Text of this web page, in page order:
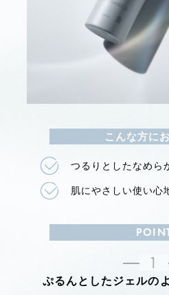
こんな方に
つるりとしたなめら
肌にやさしい使い心
1
ぷるんとしたジェルの